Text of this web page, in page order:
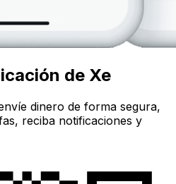
de Xe
dinero de forma segura,
reciba notificaciones y